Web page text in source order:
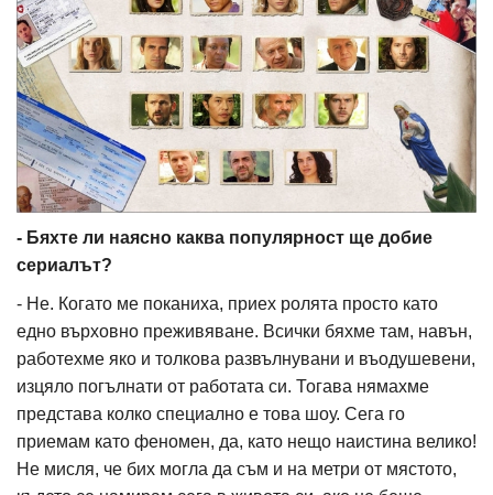
- Бяхте ли наясно каква популярност ще добие
сериалът?
- Не. Когато ме поканиха, приех ролята просто като
едно върховно преживяване. Всички бяхме там, навън,
работехме яко и толкова развълнувани и въодушевени,
изцяло погълнати от работата си. Тогава нямахме
представа колко специално е това шоу. Сега го
приемам като феномен, да, като нещо наистина велико!
Не мисля, че бих могла да съм и на метри от мястото,